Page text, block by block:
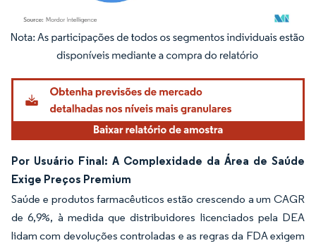
Imagem © Mordor Intelligence. O reuso requer atribuição conforme CC BY 4.0.
Por Usuário Final: A Complexidade da Área de Saúde
Exige Preços Premium
Saúde e produtos farmacêuticos estão crescendo a um CAGR
de 6,9%, à medida que distribuidores licenciados pela DEA
lidam com devoluções controladas e as regras da FDA exigem